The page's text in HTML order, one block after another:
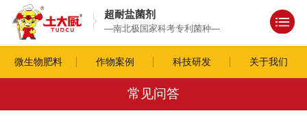
超耐盐菌剂
—南北极国家科考专利菌种—
微生物肥料 作物案例 科技研发 关于我们
常见问答